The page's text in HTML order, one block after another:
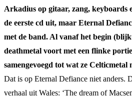
Arkadius op gitaar, zang, keyboards
de eerste cd uit, maar Eternal
met de band. Al vanaf het begin
deathmetal voort met een flinke
samengevoegd tot wat ze Celticmetal
Dat is op Eternal Defiance niet anders.
verhaal uit Wales: ‘The dream of